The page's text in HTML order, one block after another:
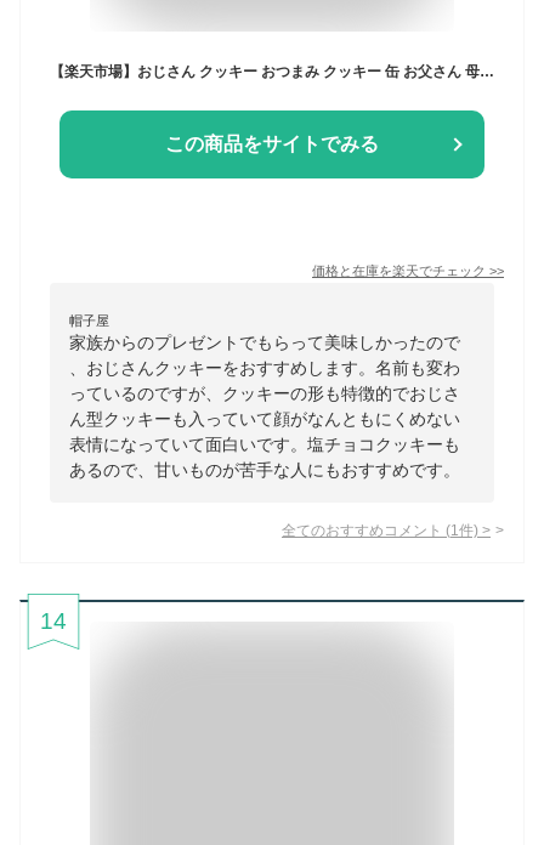
【楽天市場】おじさん クッキー おつまみ クッキー 缶 お父さん 母の日 2024 プレゼント グルメ 限定 クッキー缶 お取り寄せ スイーツ 詰め合わせ 大量 美味しい お菓子 ビスケット おしゃれ 焼き菓子 送料無料 缶入りクッキー プチギフト 内祝 バタークッキー チョコクッキー：わらいみらい ありがとうの贈り物
この商品をサイトでみる
価格と在庫を楽天でチェック >>
帽子屋
家族からのプレゼントでもらって美味しかったので
、おじさんクッキーをおすすめします。名前も変わ
っているのですが、クッキーの形も特徴的でおじさ
ん型クッキーも入っていて顔がなんともにくめない
表情になっていて面白いです。塩チョコクッキーも
あるので、甘いものが苦手な人にもおすすめです。
全てのおすすめコメント (1 件) >
14